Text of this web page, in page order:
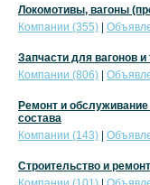
Локомотивы, вагоны
Компании (355)
Запчасти для вагонов и
Компании (806)
Ремонт и
состава
Компании (143)
Строительство и